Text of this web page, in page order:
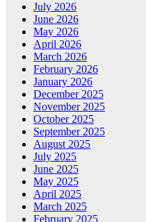
July 2026
June 2026
May 2026
April 2026
March 2026
February 2026
January 2026
December 2025
November 2025
October 2025
September 2025
August 2025
July 2025
June 2025
May 2025
April 2025
March 2025
February 2025